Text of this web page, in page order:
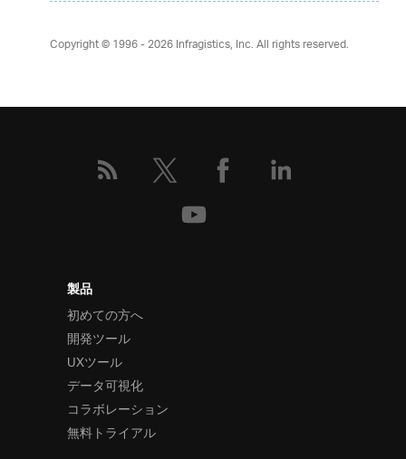
Copyright © 1996 - 2026Infragistics, Inc. All rights reserved.
製品
初めての方へ
開発ツール
UXツール
データ可視化
コラボレーション
無料トライアル